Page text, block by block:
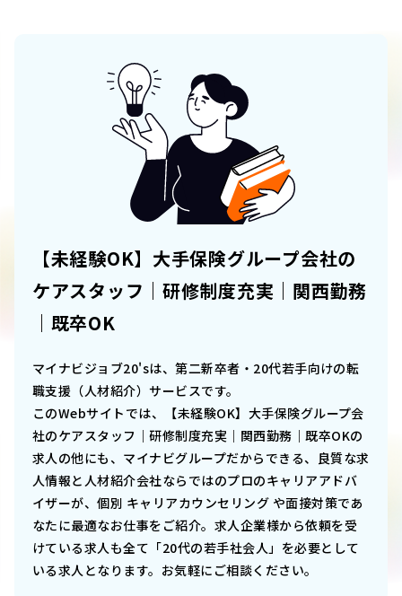
【未経験OK】大手保険グループ会社の
ケアスタッフ｜研修制度充実｜関西勤務
｜既卒OK
マイナビジョブ20'sは、第二新卒者・20代若手向けの転
職支援（人材紹介）サービスです。
このWebサイトでは、
【未経験OK】大手保険グループ会
社のケアスタッフ｜研修制度充実｜関西勤務｜既卒OKの
求人の他にも、マイナビグループだからできる、良質な求
人情報と人材紹介会社ならではのプロのキャリアアドバ
イザーが、個別 キャリアカウンセリング や面接対策であ
なたに最適なお仕事をご紹介。求人企業様から依頼を受
けている求人も全て「20代の若手社会人」を必要として
いる求人となります。お気軽にご相談ください。